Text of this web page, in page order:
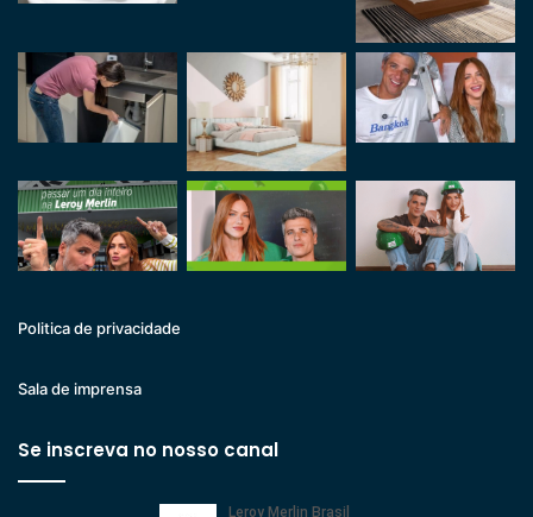
Politica de privacidade
Sala de imprensa
Se inscreva no nosso canal